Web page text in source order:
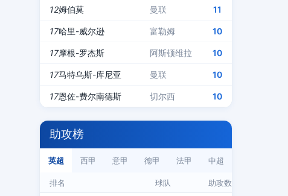
12姆伯莫 曼联 11
17哈里-威尔逊 富勒姆 10
17摩根-罗杰斯 阿斯顿维拉 10
17马特乌斯-库尼亚 曼联 10
17恩佐-费尔南德斯 切尔西 10
助攻榜
英超 西甲 意甲 德甲 法甲 中超
排名 球队 助攻数